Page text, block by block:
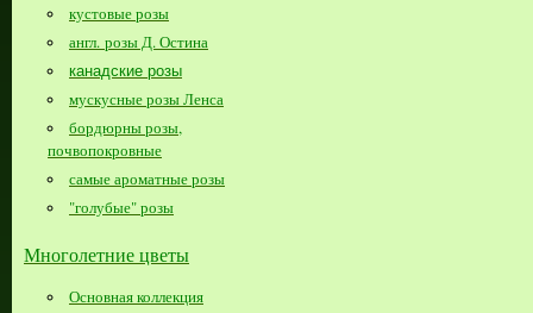
кустовые розы
англ. розы Д. Остина
канадские розы
мускусные розы Ленса
бордюрны розы,
почвопокровные
самые ароматные розы
"голубые" розы
Многолетние цветы
Основная коллекция